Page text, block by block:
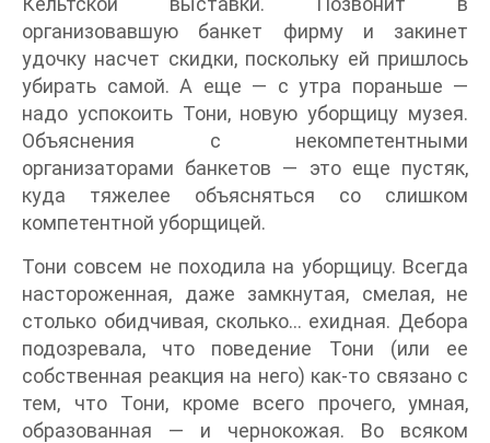
организовавшую банкет фирму и закинет
удочку насчет скидки, поскольку ей пришлось
убирать самой. А еще — с утра пораньше —
надо успокоить Тони, новую уборщицу музея.
Объяснения с некомпетентными
организаторами банкетов — это еще пустяк,
куда тяжелее объясняться со слишком
компетентной уборщицей.
Тони совсем не походила на уборщицу. Всегда
настороженная, даже замкнутая, смелая, не
столько обидчивая, сколько... ехидная. Дебора
подозревала, что поведение Тони (или ее
собственная реакция на него) как-то связано с
тем, что Тони, кроме всего прочего, умная,
образованная — и чернокожая. Во всяком